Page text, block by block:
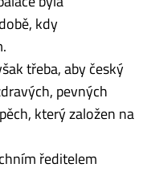
kdy
třeba, aby český
pevných
který založen na
ředitelem